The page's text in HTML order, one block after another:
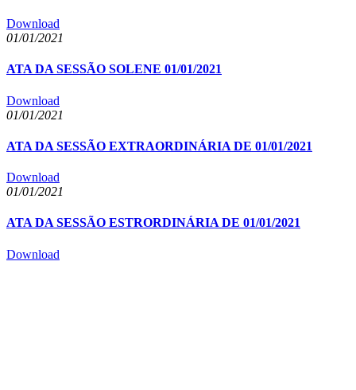
Download
01/01/2021
ATA DA SESSÃO SOLENE 01/01/2021
Download
01/01/2021
ATA DA SESSÃO EXTRAORDINÁRIA DE 01/01/2021
Download
01/01/2021
ATA DA SESSÃO ESTRORDINÁRIA DE 01/01/2021
Download